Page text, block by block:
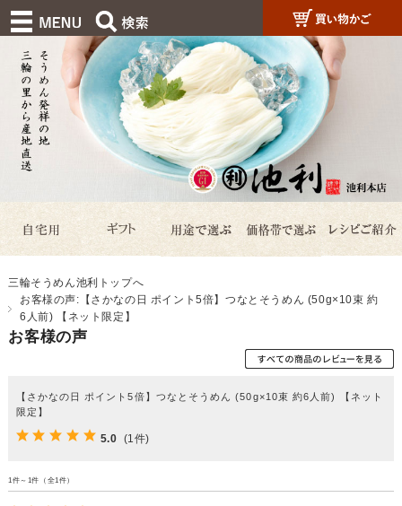
三輪そうめん池利トップへ
お客様の声:【さかなの日 ポイント5倍】つなとそうめん (50g×10束 約
6人前) 【ネット限定】
お客様の声
【さかなの日 ポイント5倍】つなとそうめん (50g×10束 約6人前) 【ネット
限定】
5.0 (1件)
1件～1件（全1件）